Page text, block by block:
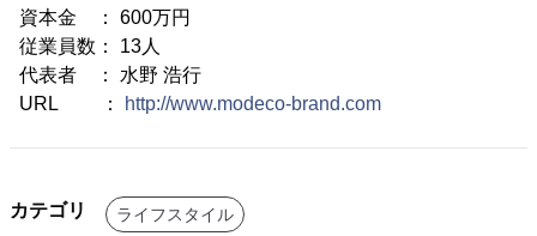
資本金 ： 600万円
従業員数： 13人
代表者 ： 水野 浩行
URL ：
http://www.modeco-brand.com
カテゴリ ライフスタイル